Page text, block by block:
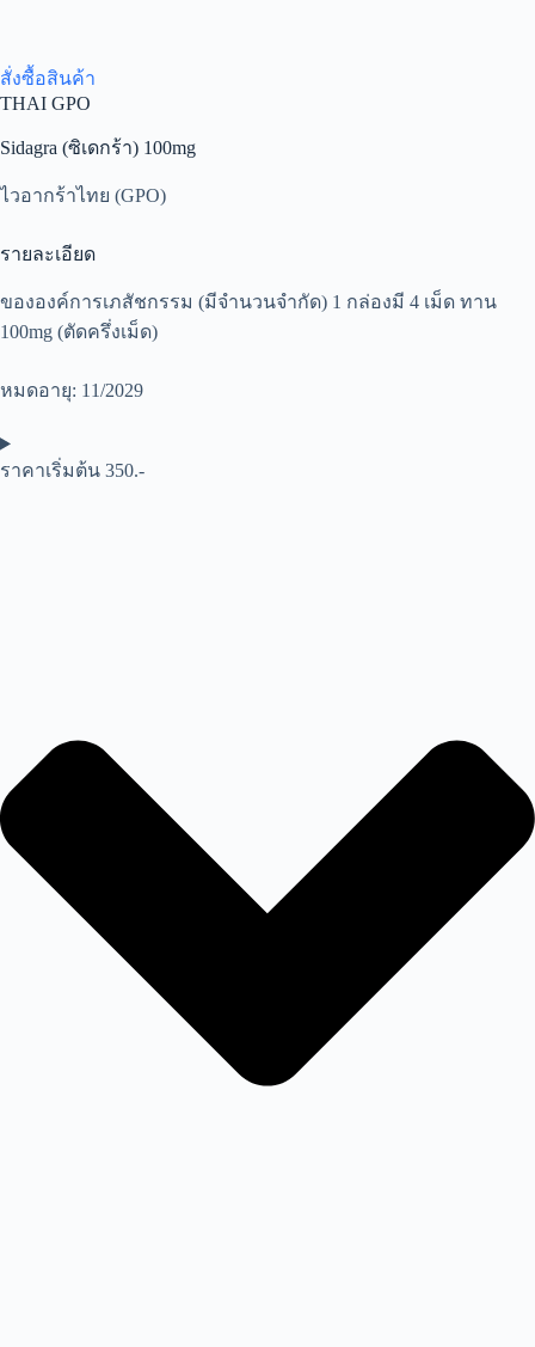
สั่งซื้อสินค้า
THAI GPO
Sidagra (ซิเดกร้า) 100mg
ไวอากร้าไทย (GPO)
รายละเอียด
ขององค์การเภสัชกรรม (มีจำนวนจำกัด) 1 กล่องมี 4 เม็ด ทาน
100mg (ตัดครึ่งเม็ด)
หมดอายุ: 11/2029
ราคาเริ่มต้น 350.-